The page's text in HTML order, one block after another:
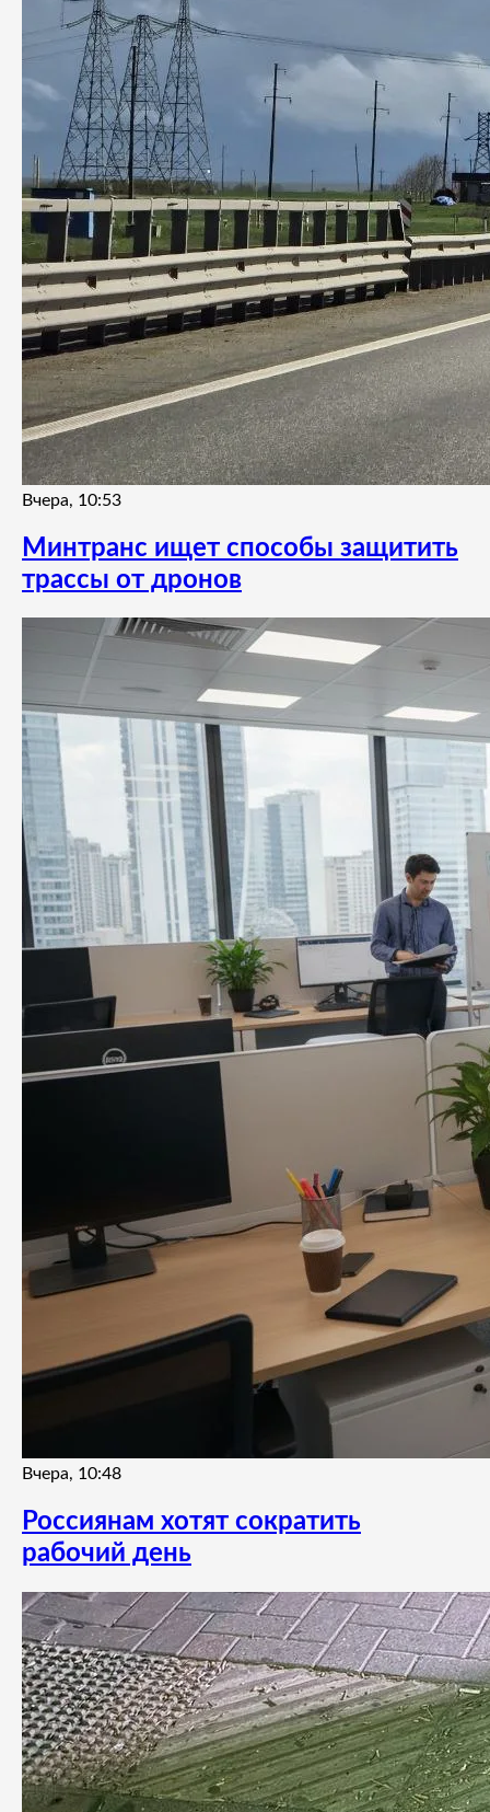
Вчера, 10:53
Минтранс ищет способы защитить
трассы от дронов
Вчера, 10:48
Россиянам хотят сократить
рабочий день